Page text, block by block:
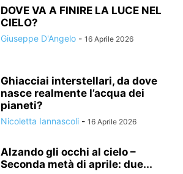
DOVE VA A FINIRE LA LUCE NEL
CIELO?
Giuseppe D'Angelo - 16 Aprile 2026
Ghiacciai interstellari, da dove
nasce realmente l’acqua dei
pianeti?
Nicoletta Iannascoli - 16 Aprile 2026
Alzando gli occhi al cielo –
Seconda metà di aprile: due...